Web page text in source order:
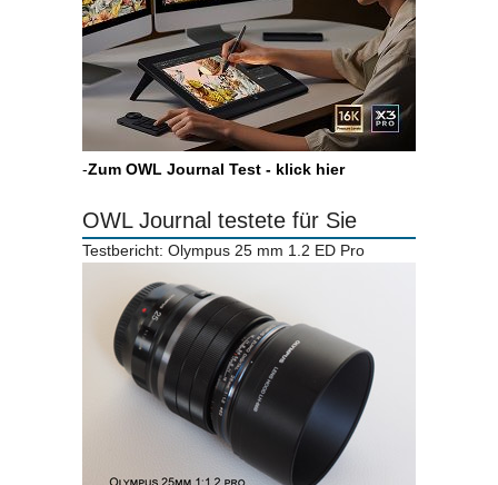
-Zum OWL Journal Test - klick hier
OWL Journal testete für Sie
Testbericht: Olympus 25 mm 1.2 ED Pro